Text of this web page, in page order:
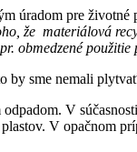
úradom pre
že materiálová
obmedzené použitie
sme nemali
V
V opačnom